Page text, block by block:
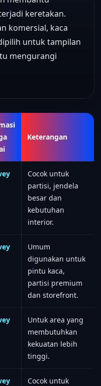
keretakan.
komersial, kaca
untuk tampilan
mengurangi
Keterangan
Cocok untuk
partisi, jendela
besar dan
kebutuhan
interior.
Umum
digunakan untuk
pintu kaca,
partisi premium
dan storefront.
Untuk area yang
membutuhkan
kekuatan lebih
tinggi.
Cocok untuk